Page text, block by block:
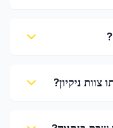
ניקיון?